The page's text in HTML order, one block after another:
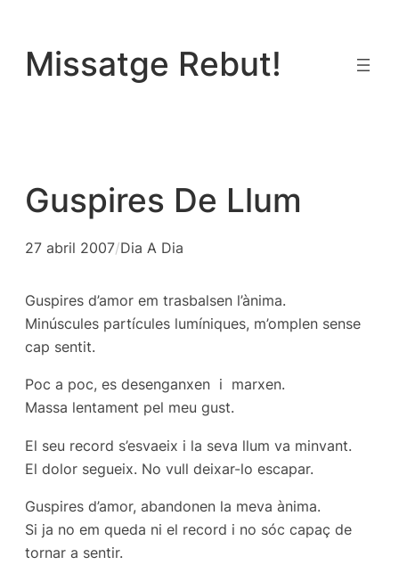
contingut
Missatge Rebut!
Guspires De Llum
27 abril 2007/Dia A Dia
Guspires d’amor em trasbalsen l’ànima.
Minúscules partícules lumíniques, m’omplen sense
cap sentit.
Poc a poc, es desenganxen i marxen.
Massa lentament pel meu gust.
El seu record s’esvaeix i la seva llum va minvant.
El dolor segueix. No vull deixar-lo escapar.
Guspires d’amor, abandonen la meva ànima.
Si ja no em queda ni el record i no sóc capaç de
tornar a sentir.